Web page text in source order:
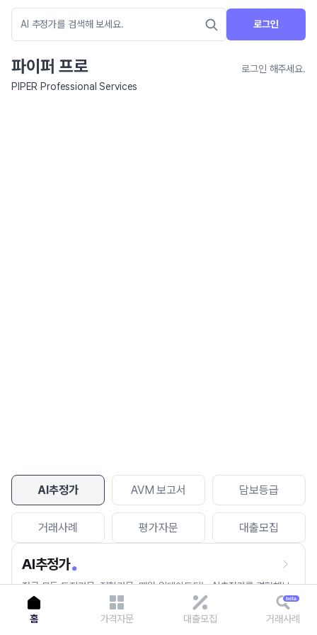
로그인
파이퍼 프로
로그인 해주세요.
PIPER Professional Services
AI추정가 AVM 보고서 담보등급
거래사례 평가자문 대출모집
AI추정가
전국 모든 토지건물, 집합건물, 매월 업데이트되는 AI추정가를 경험해보
세요.
홈 가격자문 대출모집 거래사례